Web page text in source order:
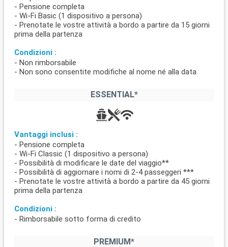
- Pensione completa
- Wi-Fi Basic (1 dispositivo a persona)
- Prenotate le vostre attività a bordo a partire da 15 giorni
prima della partenza
Condizioni :
- Non rimborsabile
- Non sono consentite modifiche al nome né alla data
ESSENTIAL*
Vantaggi inclusi :
- Pensione completa
- Wi-Fi Classic (1 dispositivo a persona)
- Possibilità di modificare le date del viaggio**
- Possibilità di aggiornare i nomi di 2-4 passeggeri ***
- Prenotate le vostre attività a bordo a partire da 45 giorni
prima della partenza
Condizioni :
- Rimborsabile sotto forma di credito
PREMIUM*